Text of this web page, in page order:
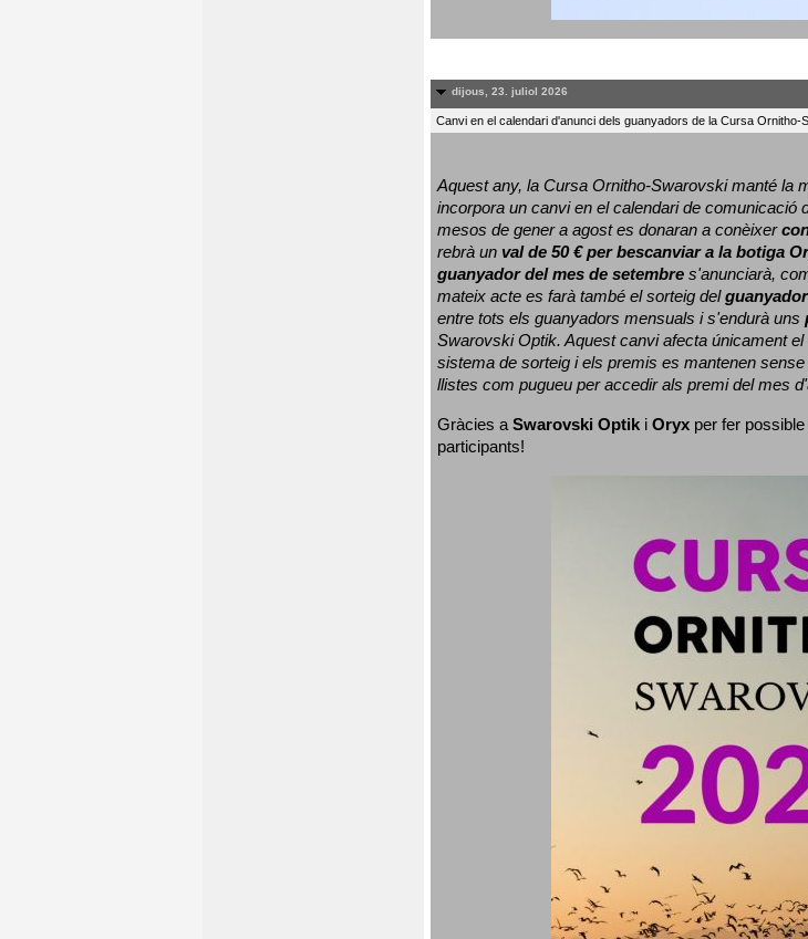
dijous, 23. juliol 2026
Canvi en el calendari d'anunci dels guanyadors de la Cursa Ornitho-
Aquest any, la Cursa Ornitho-Swarovski manté la
incorpora un canvi en el calendari de comunicació
mesos de gener a agost es donaran a conèixer
rebrà un val de 50 € per bescanviar a la botiga
guanyador del mes de setembre s'anunciarà,
mateix acte es farà també el sorteig del
entre tots els guanyadors mensuals i s'endurà uns
Swarovski Optik. Aquest canvi afecta únicament
sistema de sorteig i els premis es mantenen
llistes com pugueu per accedir als premi del mes
Gràcies a Swarovski Optik i Oryx per fer possible
participants!